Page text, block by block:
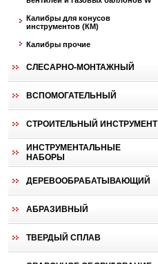
Калибры для конусов
инструментов (КМ)
Калибры прочие
СЛЕСАРНО-МОНТАЖНЫЙ
ВСПОМОГАТЕЛЬНЫЙ
СТРОИТЕЛЬНЫЙ ИНСТРУМЕНТ
ИНСТРУМЕНТАЛЬНЫЕ
НАБОРЫ
ДЕРЕВООБРАБАТЫВАЮЩИЙ
АБРАЗИВНЫЙ
ТВЕРДЫЙ СПЛАВ